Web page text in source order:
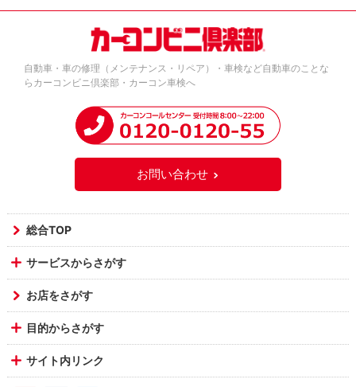
自動車・車の修理（メンテナンス・リペア）・車検など自動車のことな
らカーコンビニ倶楽部・カーコン車検へ
お問い合わせ
総合TOP
サービスからさがす
お店をさがす
目的からさがす
サイト内リンク